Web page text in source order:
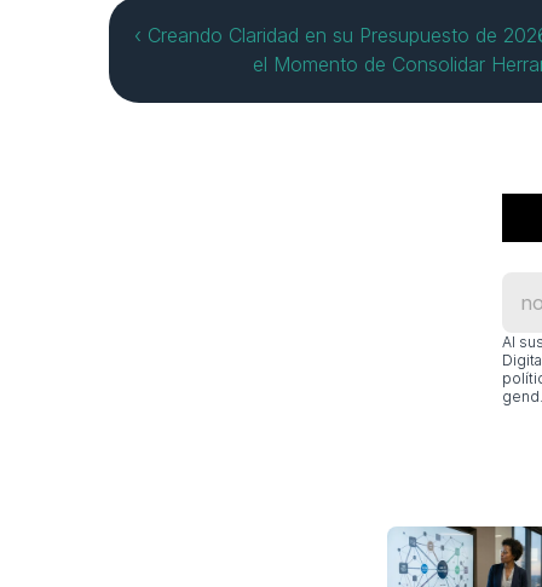
‹ Creando Claridad en su Presupuesto de
el Momento de Consolidar
Al